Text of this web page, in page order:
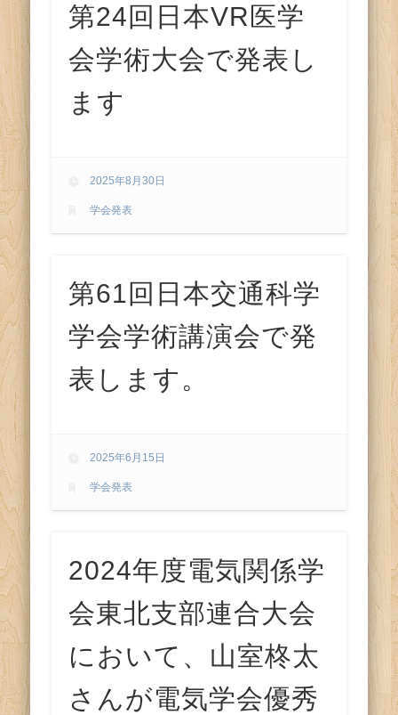
第24回日本VR医学
会学術大会で発表し
ます
2025年8月30日
学会発表
第61回日本交通科学
学会学術講演会で発
表します。
2025年6月15日
学会発表
2024年度電気関係学
会東北支部連合大会
において、山室柊太
さんが電気学会優秀